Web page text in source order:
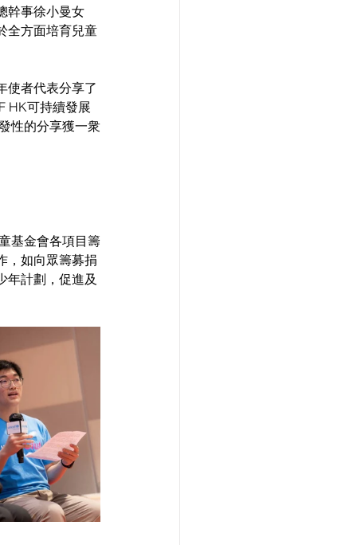
幹事徐小曼女
全方面培育兒童
使者代表分享了
HK可持續發展
性的分享獲一衆
基金會各項目籌
，如向眾籌募捐
年計劃，促進及